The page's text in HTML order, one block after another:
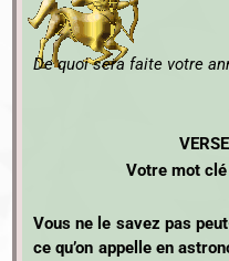
De quoi sera faite votre
Votre mot clé
Vous ne le savez pas
ce qu’on appelle en